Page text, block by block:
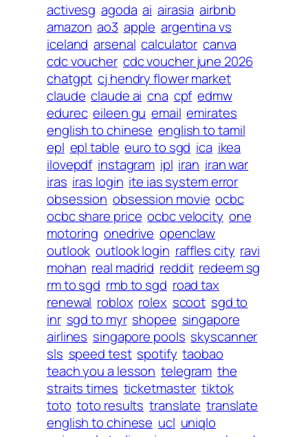
activesg agoda ai airasia airbnb
amazon ao3 apple argentina vs
iceland arsenal calculator canva
cdc voucher cdc voucher june 2026
chatgpt cj hendry flower market
claude claude ai cna cpf edmw
edurec eileen gu email emirates
english to chinese english to tamil
epl epl table euro to sgd ica ikea
ilovepdf instagram ipl iran iran war
iras iras login ite ias system error
obsession obsession movie ocbc
ocbc share price ocbc velocity one
motoring onedrive openclaw
outlook outlook login raffles city ravi
mohan real madrid reddit redeem sg
rm to sgd rmb to sgd road tax
renewal roblox rolex scoot sgd to
inr sgd to myr shopee singapore
airlines singapore pools skyscanner
sls speed test spotify taobao
teach you a lesson telegram the
straits times ticketmaster tiktok
toto toto results translate translate
english to chinese ucl uniqlo